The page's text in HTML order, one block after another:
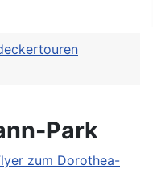
Park
zum Dorothea-